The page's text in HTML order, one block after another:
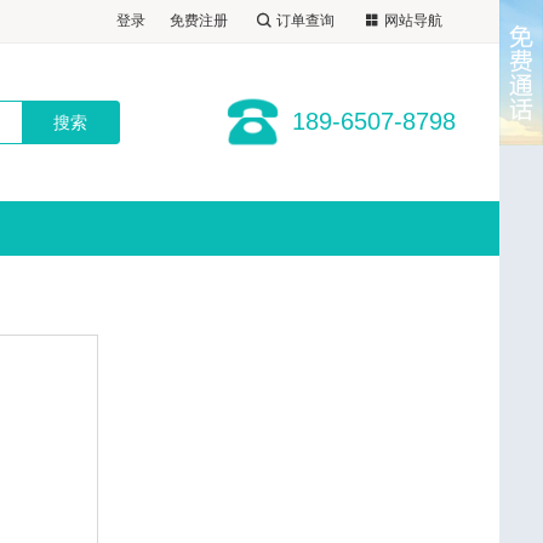
预订电话:189-6507-8798
登录 免费注册 订单查询 网站导航
189-6507-8798